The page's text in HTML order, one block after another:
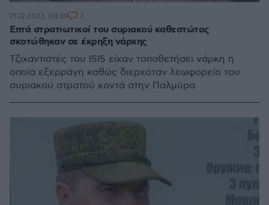
Επτά στρατιωτικοί του συριακού καθεστώτος
σκοτώθηκαν σε έκρηξη νάρκης
Τζιχαντιστές του ISIS είχαν τοποθετήσει νάρκη η
οποία εξερράγη καθώς διερχόταν λεωφορείο του
συριακού στρατού κοντά στην Παλμύρα
21.12.2023, 03:39 2